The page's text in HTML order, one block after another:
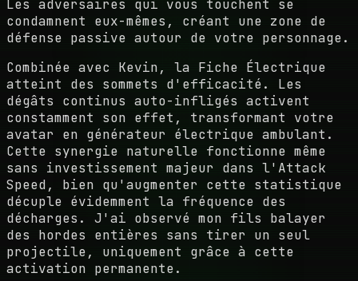
Les adversaires qui vous touchent se
condamnent eux-mêmes, créant une zone de
défense passive autour de votre personnage.
Combinée avec Kevin, la Fiche Électrique
atteint des sommets d'efficacité. Les
dégâts continus auto-infligés activent
constamment son effet, transformant votre
avatar en générateur électrique ambulant.
Cette synergie naturelle fonctionne même
sans investissement majeur dans l'Attack
Speed, bien qu'augmenter cette statistique
décuple évidemment la fréquence des
décharges. J'ai observé mon fils balayer
des hordes entières sans tirer un seul
projectile, uniquement grâce à cette
activation permanente.